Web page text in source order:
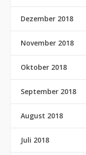
Dezember 2018
November 2018
Oktober 2018
September 2018
August 2018
Juli 2018